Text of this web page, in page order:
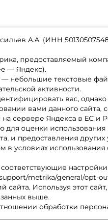
А.А. (ИНН
предоставляемый
— Яндекс).
— небольшие текстовые
активности.
вас,
вами данного сайта,
сервере Яндекса в ЕС и
оценки использования
и предоставления других
в условиях использования
metrika/general/opt-
Используя этот
выше.
обработки
Каталог товаров
Акции
Новинки
Бренды
Партнерская программа